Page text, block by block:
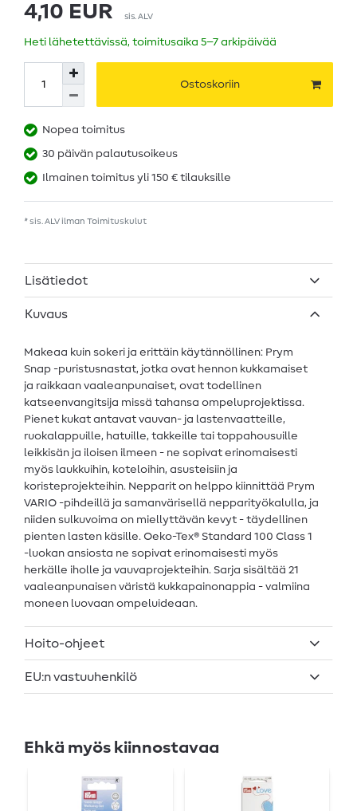
4,10 EUR sis. ALV
Heti lähetettävissä, toimitusaika 5–7 arkipäivää
Ostoskoriin
Nopea toimitus
30 päivän palautusoikeus
Ilmainen toimitus yli 150 € tilauksille
* sis. ALV ilman Toimituskulut
Lisätiedot
Kuvaus
Makeaa kuin sokeri ja erittäin käytännöllinen: Prym
Snap -puristusnastat, jotka ovat hennon kukkamaiset
ja raikkaan vaaleanpunaiset, ovat todellinen
katseenvangitsija missä tahansa ompeluprojektissa.
Pienet kukat antavat vauvan- ja lastenvaatteille,
ruokalappuille, hatuille, takkeille tai toppahousuille
leikkisän ja iloisen ilmeen - ne sopivat erinomaisesti
myös laukkuihin, koteloihin, asusteisiin ja
koristeprojekteihin. Nepparit on helppo kiinnittää Prym
VARIO -pihdeillä ja samanvärisellä nepparityökalulla, ja
niiden sulkuvoima on miellyttävän kevyt - täydellinen
pienten lasten käsille. Oeko-Tex® Standard 100 Class 1
-luokan ansiosta ne sopivat erinomaisesti myös
herkälle iholle ja vauvaprojekteihin. Sarja sisältää 21
vaaleanpunaisen väristä kukkapainonappia - valmiina
moneen luovaan ompeluideaan.
Hoito-ohjeet
EU:n vastuuhenkilö
Ehkä myös kiinnostavaa